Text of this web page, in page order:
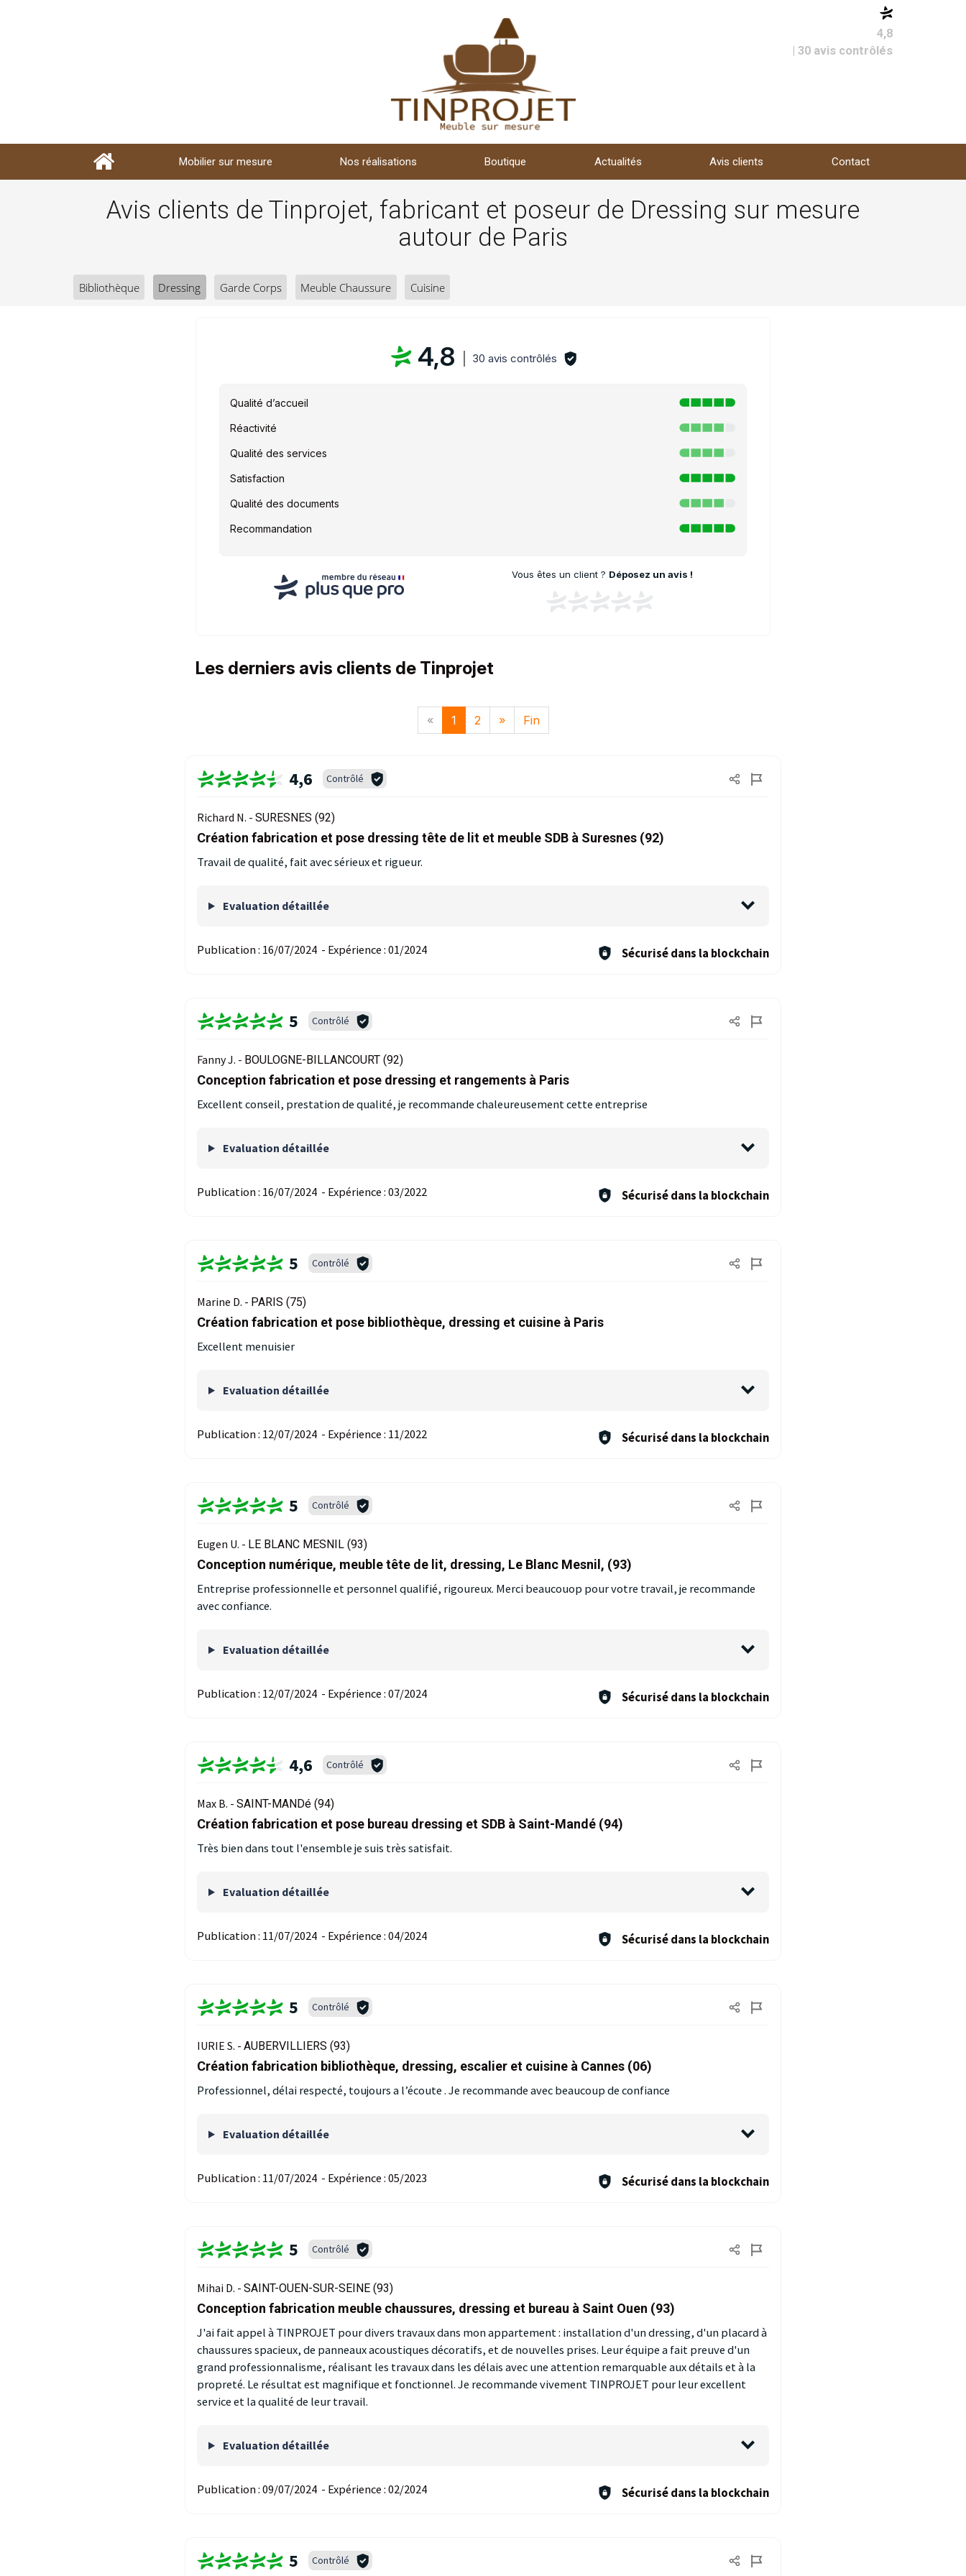
4,8
| 30 avis contrôlés
Mobilier sur mesure Nos réalisations Boutique Actualités Avis clients Contact
Avis clients de Tinprojet, fabricant et poseur de Dressing sur mesure
autour de Paris
Bibliothèque Dressing Garde Corps Meuble Chaussure Cuisine
4,8 30 avis contrôlés
Qualité d’accueil
Réactivité
Qualité des services
Satisfaction
Qualité des documents
Recommandation
Vous êtes un client ? Déposez un avis !
Les derniers avis clients de Tinprojet
« 1 2 » Fin
4,6 Contrôlé
Richard N. - SURESNES (92)
Création fabrication et pose dressing tête de lit et meuble SDB à Suresnes (92)
Travail de qualité, fait avec sérieux et rigueur.
Evaluation détaillée
Publication : 16/07/2024 - Expérience :01/2024 Sécurisé dans la blockchain
5 Contrôlé
Fanny J. - BOULOGNE-BILLANCOURT (92)
Conception fabrication et pose dressing et rangements à Paris
Excellent conseil, prestation de qualité, je recommande chaleureusement cette entreprise
Evaluation détaillée
Publication : 16/07/2024 - Expérience :03/2022 Sécurisé dans la blockchain
5 Contrôlé
Marine D. - PARIS (75)
Création fabrication et pose bibliothèque, dressing et cuisine à Paris
Excellent menuisier
Evaluation détaillée
Publication : 12/07/2024 - Expérience : 11/2022 Sécurisé dans la blockchain
5 Contrôlé
Eugen U. - LE BLANC MESNIL (93)
Conception numérique, meuble tête de lit, dressing, Le Blanc Mesnil, (93)
Entreprise professionnelle et personnel qualifié, rigoureux. Merci beaucouop pour votre travail, je recommande
avec confiance.
Evaluation détaillée
Publication : 12/07/2024 - Expérience :07/2024 Sécurisé dans la blockchain
4,6 Contrôlé
Max B. - SAINT-MANDé (94)
Création fabrication et pose bureau dressing et SDB à Saint-Mandé (94)
Très bien dans tout l'ensemble je suis très satisfait.
Evaluation détaillée
Publication : 11/07/2024 - Expérience :04/2024 Sécurisé dans la blockchain
5 Contrôlé
IURIE S. - AUBERVILLIERS (93)
Création fabrication bibliothèque, dressing, escalier et cuisine à Cannes (06)
Professionnel, délai respecté, toujours a l’écoute . Je recommande avec beaucoup de confiance
Evaluation détaillée
Publication : 11/07/2024 - Expérience :05/2023 Sécurisé dans la blockchain
5 Contrôlé
Mihai D. - SAINT-OUEN-SUR-SEINE (93)
Conception fabrication meuble chaussures, dressing et bureau à Saint Ouen (93)
J'ai fait appel à TINPROJET pour divers travaux dans mon appartement : installation d'un dressing, d'un placard à
chaussures spacieux, de panneaux acoustiques décoratifs, et de nouvelles prises. Leur équipe a fait preuve d'un
grand professionnalisme, réalisant les travaux dans les délais avec une attention remarquable aux détails et à la
propreté. Le résultat est magnifique et fonctionnel. Je recommande vivement TINPROJET pour leur excellent
service et la qualité de leur travail.
Evaluation détaillée
Publication :09/07/2024 - Expérience :02/2024 Sécurisé dans la blockchain
5 Contrôlé